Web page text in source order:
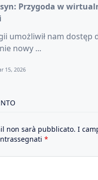
Przygoda w
umożliwił nam dostęp
nowy ...
15, 2026
non sarà pubblicato. I
*